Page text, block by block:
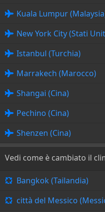
Kuala Lumpur
New York City (Stati
Istanbul (Turchia)
Marrakech (Marocco)
Shangai (Cina)
Pechino (Cina)
Shenzen (Cina)
Vedi come è cambiato il
Bangkok (Tailandia)
città del Messico